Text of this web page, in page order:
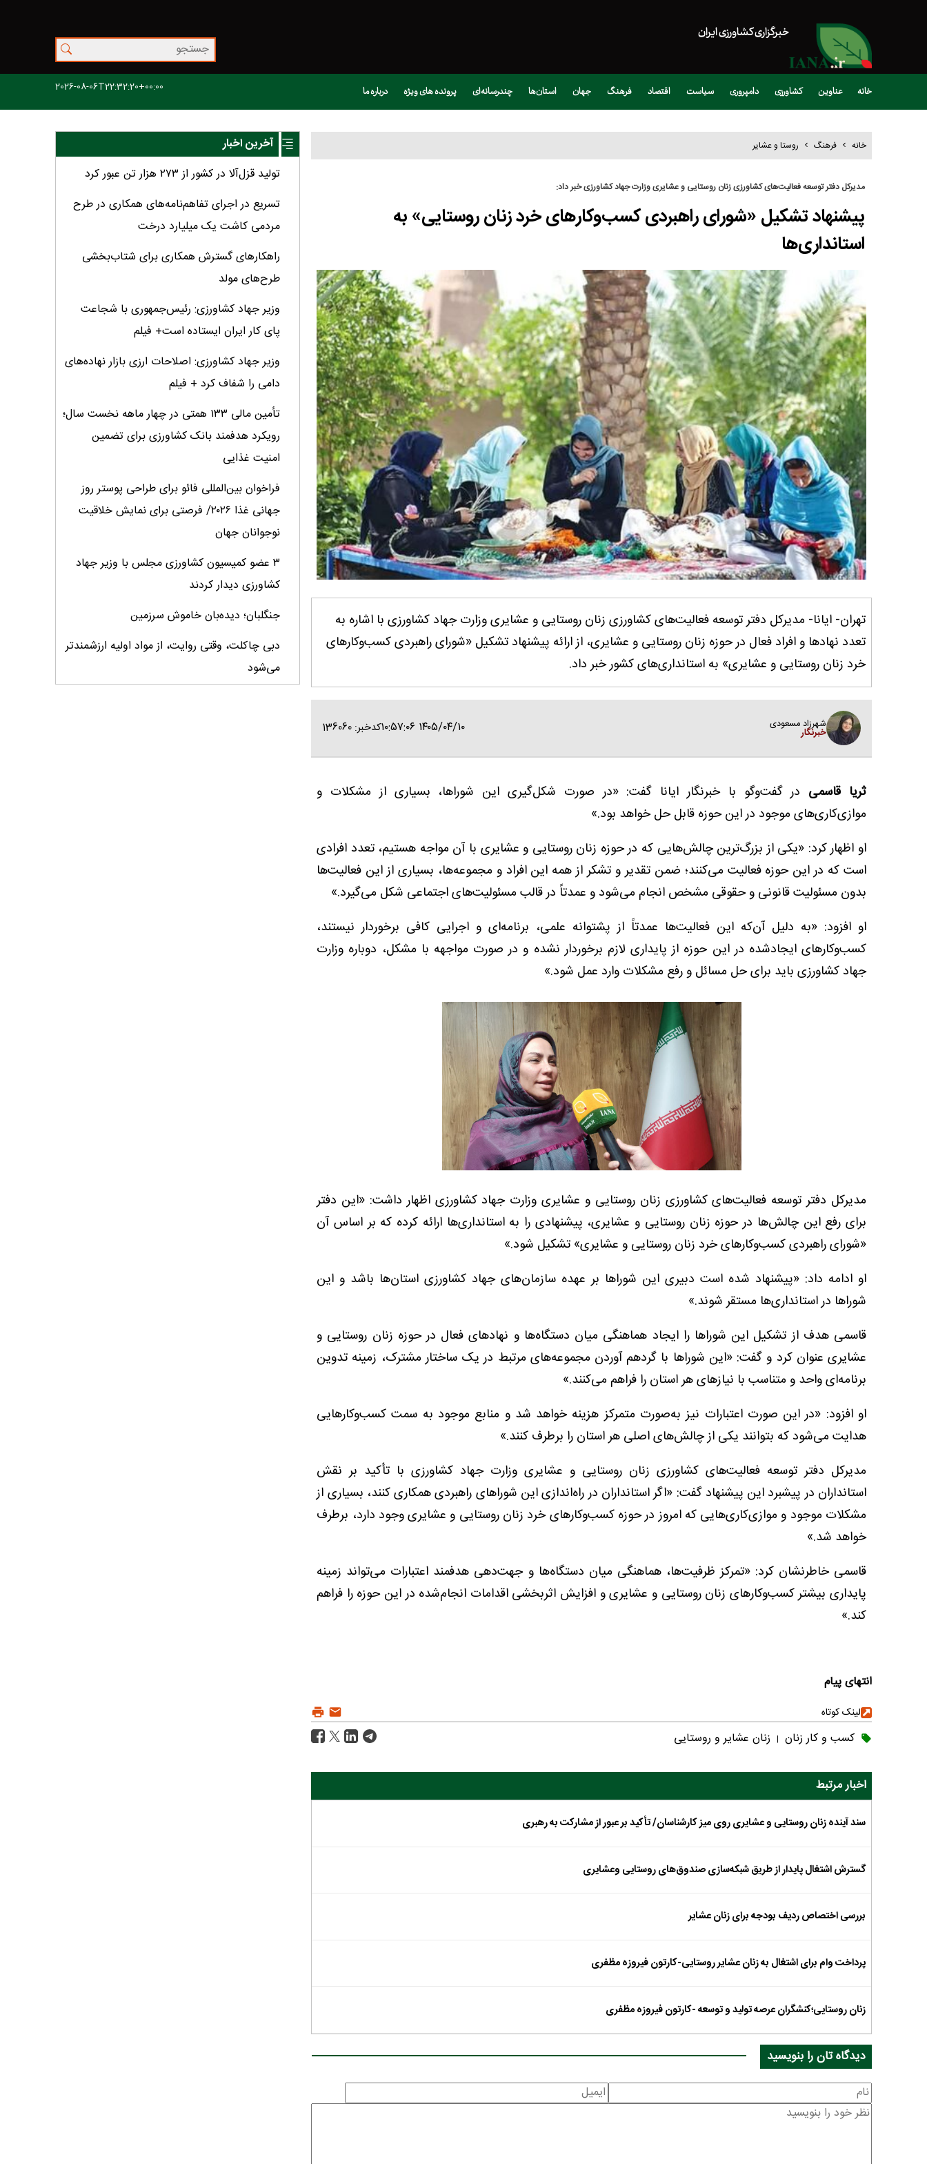
خبرگزاری کشاورزی ایران
خانه عناوین کشاورزی دامپروری سیاست اقتصاد فرهنگ جهان استان‌ها چندرسانه‌ای پرونده های ویژه درباره ما 2026-08-06T22:32:20+00:00
خانه فرهنگ روستا و عشایر
مدیرکل دفتر توسعه فعالیت‌های کشاورزی زنان روستایی و عشایری وزارت جهاد کشاورزی خبر داد:
پیشنهاد تشکیل «شورای راهبردی کسب‌وکارهای خرد زنان روستایی» به
استانداری‌ها
تهران- ایانا- مدیرکل دفتر توسعه فعالیت‌های کشاورزی زنان روستایی و عشایری وزارت جهاد کشاورزی با اشاره به
تعدد نهادها و افراد فعال در حوزه زنان روستایی و عشایری، از ارائه پیشنهاد تشکیل «شورای راهبردی کسب‌وکارهای
خرد زنان روستایی و عشایری» به استانداری‌های کشور خبر داد.
شهرزاد مسعودی
خبرنگار ۱۴۰۵/۰۴/۱۰ ۱۰:۵۷:۰۶ کدخبر: 136060
ثریا قاسمی در گفت‌وگو با خبرنگار ایانا گفت: «در صورت شکل‌گیری این شوراها، بسیاری از مشکلات و
موازی‌کاری‌های موجود در این حوزه قابل حل خواهد بود.»
او اظهار کرد: «یکی از بزرگ‌ترین چالش‌هایی که در حوزه زنان روستایی و عشایری با آن مواجه هستیم، تعدد افرادی
است که در این حوزه فعالیت می‌کنند؛ ضمن تقدیر و تشکر از همه این افراد و مجموعه‌ها، بسیاری از این فعالیت‌ها
بدون مسئولیت قانونی و حقوقی مشخص انجام می‌شود و عمدتاً در قالب مسئولیت‌های اجتماعی شکل می‌گیرد.»
او افزود: «به دلیل آن‌که این فعالیت‌ها عمدتاً از پشتوانه علمی، برنامه‌ای و اجرایی کافی برخوردار نیستند،
کسب‌وکارهای ایجادشده در این حوزه از پایداری لازم برخوردار نشده و در صورت مواجهه با مشکل، دوباره وزارت
جهاد کشاورزی باید برای حل مسائل و رفع مشکلات وارد عمل شود.»
مدیرکل دفتر توسعه فعالیت‌های کشاورزی زنان روستایی و عشایری وزارت جهاد کشاورزی اظهار داشت: «این دفتر
برای رفع این چالش‌ها در حوزه زنان روستایی و عشایری، پیشنهادی را به استانداری‌ها ارائه کرده‌ که بر اساس آن
«شورای راهبردی کسب‌وکارهای خرد زنان روستایی و عشایری» تشکیل شود.»
او ادامه داد: «پیشنهاد شده است دبیری این شوراها بر عهده سازمان‌های جهاد کشاورزی استان‌ها باشد و این
شوراها در استانداری‌ها مستقر شوند.»
قاسمی هدف از تشکیل این شوراها را ایجاد هماهنگی میان دستگاه‌ها و نهادهای فعال در حوزه زنان روستایی و
عشایری عنوان کرد و گفت: «این شوراها با گردهم آوردن مجموعه‌های مرتبط در یک ساختار مشترک، زمینه تدوین
برنامه‌ای واحد و متناسب با نیازهای هر استان را فراهم می‌کنند.»
او افزود: «در این صورت اعتبارات نیز به‌صورت متمرکز هزینه خواهد شد و منابع موجود به سمت کسب‌وکارهایی
هدایت می‌شود که بتوانند یکی از چالش‌های اصلی هر استان را برطرف کنند.»
مدیرکل دفتر توسعه فعالیت‌های کشاورزی زنان روستایی و عشایری وزارت جهاد کشاورزی با تأکید بر نقش
استانداران در پیشبرد این پیشنهاد گفت: «اگر استانداران در راه‌اندازی این شوراهای راهبردی همکاری کنند، بسیاری از
مشکلات موجود و موازی‌کاری‌هایی که امروز در حوزه کسب‌وکارهای خرد زنان روستایی و عشایری وجود دارد، برطرف
خواهد شد.»
قاسمی خاطرنشان کرد: «تمرکز ظرفیت‌ها، هماهنگی میان دستگاه‌ها و جهت‌دهی هدفمند اعتبارات می‌تواند زمینه
پایداری بیشتر کسب‌وکارهای زنان روستایی و عشایری و افزایش اثربخشی اقدامات انجام‌شده در این حوزه را فراهم
کند.»
انتهای پیام
لینک کوتاه
کسب و کار زنان | زنان عشایر و روستایی
اخبار مرتبط
سند آینده زنان روستایی و عشایری روی میز کارشناسان/ تأکید بر عبور از مشارکت به رهبری
گسترش اشتغال پایدار از طریق شبکه‌سازی صندوق‌های روستایی وعشایری
بررسی اختصاص ردیف بودجه برای زنان عشایر
پرداخت وام برای اشتغال به زنان عشایر روستایی-کارتون فیروزه مظفری
زنان روستایی؛کنشگران عرصه تولید و توسعه -کارتون فیروزه مظفری
دیدگاه تان را بنویسید
آخرین اخبار
تولید قزل‌آلا در کشور از ۲۷۳ هزار تن عبور کرد
تسریع در اجرای تفاهم‌نامه‌های همکاری در طرح
مردمی کاشت یک میلیارد درخت
راهکارهای گسترش همکاری برای شتاب‌بخشی
طرح‌های مولد
وزیر جهاد کشاورزی: رئیس‌جمهوری با شجاعت
پای کار ایران ایستاده است+ فیلم
وزیر جهاد کشاورزی: اصلاحات ارزی بازار نهاده‌های
دامی را شفاف کرد + فیلم
تأمین مالی ۱۳۳ همتی در چهار ماهه نخست سال؛
رویکرد هدفمند بانک کشاورزی برای تضمین
امنیت غذایی
فراخوان بین‌المللی فائو برای طراحی پوستر روز
جهانی غذا ۲۰۲۶/ فرصتی برای نمایش خلاقیت
نوجوانان جهان
۳ عضو کمیسیون کشاورزی مجلس با وزیر جهاد
کشاورزی دیدار کردند
جنگلبان؛ دیده‌بان خاموش سرزمین
دبی چاکلت، وقتی روایت، از مواد اولیه ارزشمندتر
می‌شود